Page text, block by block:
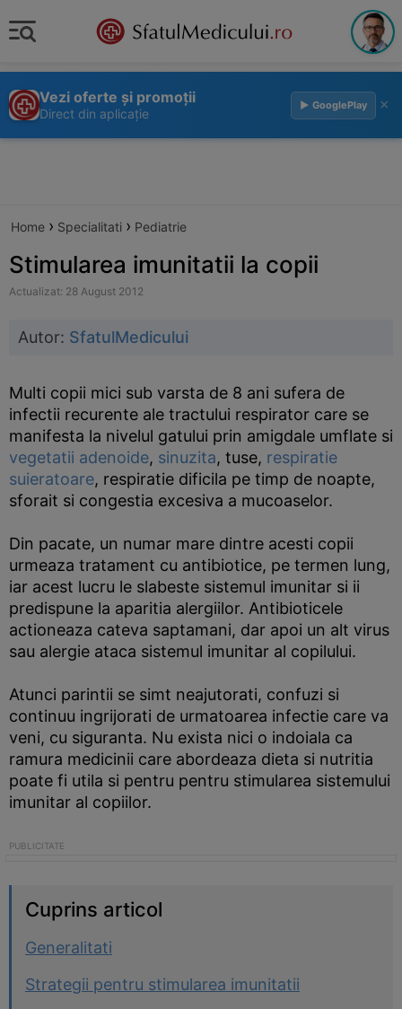
Vezi oferte și promoții
Direct din aplicație
▶ GooglePlay ×
Home › Specialitati › Pediatrie
Stimularea imunitatii la copii
Actualizat: 28 August 2012
Autor: SfatulMedicului
Multi copii mici sub varsta de 8 ani sufera de
infectii recurente ale tractului respirator care se
manifesta la nivelul gatului prin amigdale umflate si
vegetatii adenoide, sinuzita, tuse, respiratie
suieratoare, respiratie dificila pe timp de noapte,
sforait si congestia excesiva a mucoaselor.
Din pacate, un numar mare dintre acesti copii
urmeaza tratament cu antibiotice, pe termen lung,
iar acest lucru le slabeste sistemul imunitar si ii
predispune la aparitia alergiilor. Antibioticele
actioneaza cateva saptamani, dar apoi un alt virus
sau alergie ataca sistemul imunitar al copilului.
Atunci parintii se simt neajutorati, confuzi si
continuu ingrijorati de urmatoarea infectie care va
veni, cu siguranta. Nu exista nici o indoiala ca
ramura medicinii care abordeaza dieta si nutritia
poate fi utila si pentru pentru stimularea sistemului
imunitar al copiilor.
Cuprins articol
Generalitati
Strategii pentru stimularea imunitatii